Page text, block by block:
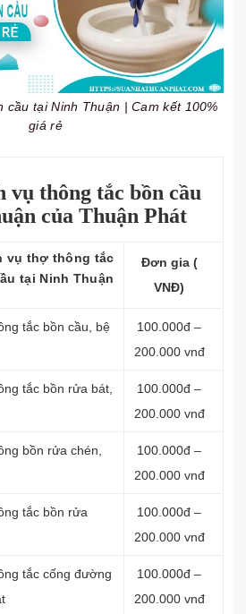
cầu tại Ninh Thuận | Cam kết 100%
giá rẻ
vụ thông tắc bồn cầu
của Thuận Phát
vụ thợ thông tắc
tại Ninh Thuận
Đơn gia (
VNĐ)
tắc bồn cầu, bệ
100.000đ –
200.000 vnđ
tắc bồn rửa bát,
100.000đ –
200.000 vnđ
bồn rửa chén,
100.000đ –
200.000 vnđ
tắc bồn rửa
100.000đ –
200.000 vnđ
tắc cống đường
100.000đ –
200.000 vnđ